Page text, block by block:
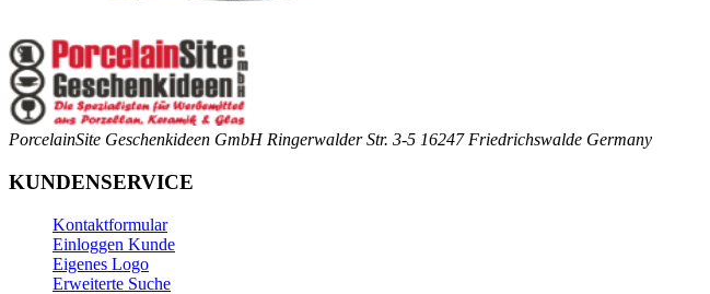
PorcelainSite Geschenkideen GmbH Ringerwalder Str. 3-5 16247 Friedrichswalde Germany
KUNDENSERVICE
Kontaktformular
Einloggen Kunde
Eigenes Logo
Erweiterte Suche